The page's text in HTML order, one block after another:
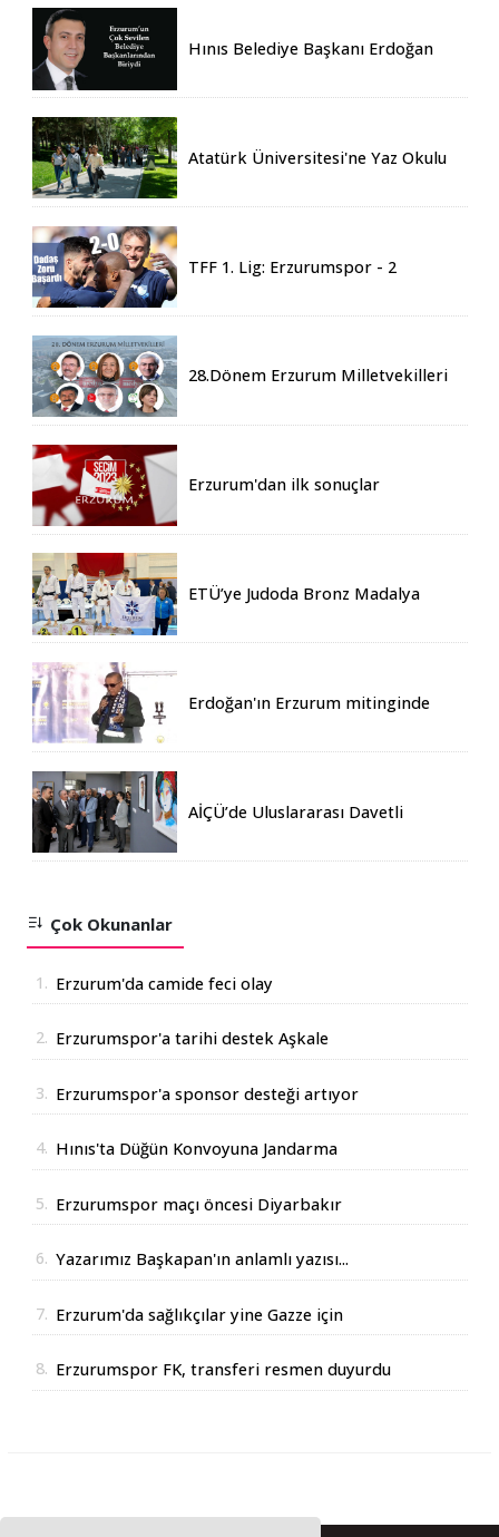
Hınıs Belediye Başkanı Erdoğan
Atatürk Üniversitesi'ne Yaz Okulu
TFF 1. Lig: Erzurumspor - 2
28.Dönem Erzurum Milletvekilleri
Erzurum'dan ilk sonuçlar
ETÜ’ye Judoda Bronz Madalya
Erdoğan'ın Erzurum mitinginde
AİÇÜ’de Uluslararası Davetli
Çok Okunanlar
1. Erzurum'da camide feci olay
2. Erzurumspor'a tarihi destek Aşkale
3. Erzurumspor'a sponsor desteği artıyor
4. Hınıs'ta Düğün Konvoyuna Jandarma
5. Erzurumspor maçı öncesi Diyarbakır
6. Yazarımız Başkapan'ın anlamlı yazısı...
7. Erzurum'da sağlıkçılar yine Gazze için
8. Erzurumspor FK, transferi resmen duyurdu